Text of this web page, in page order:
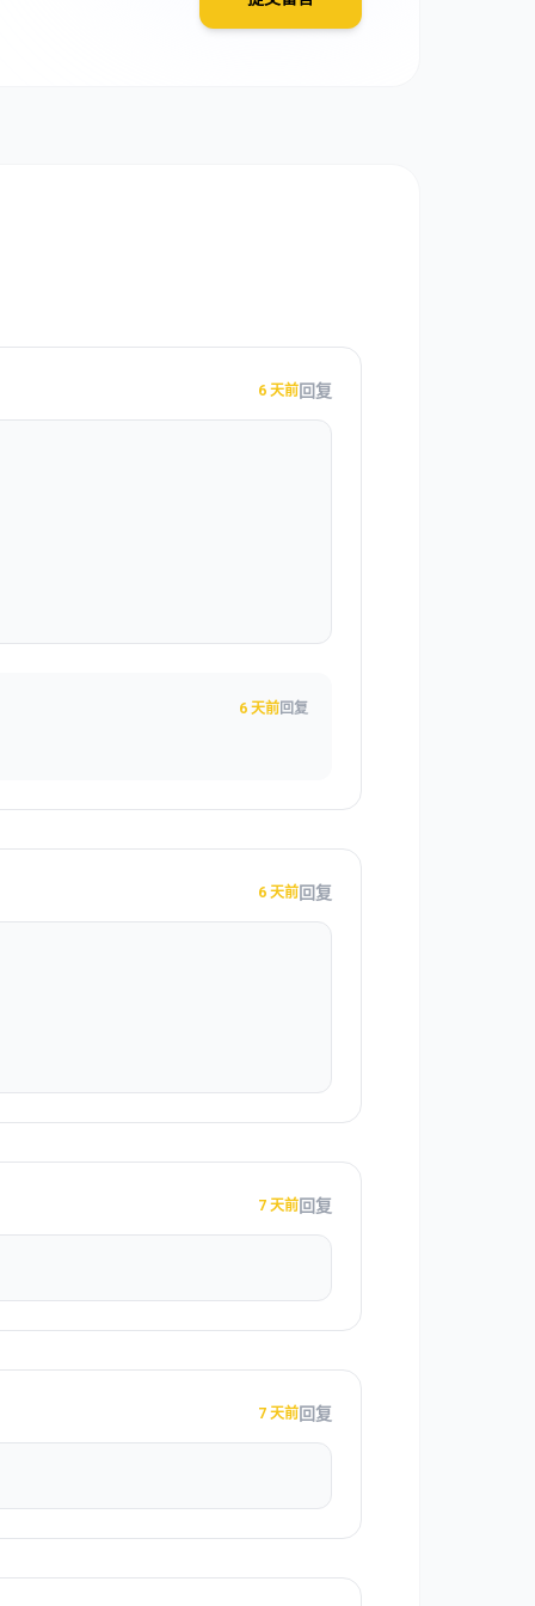
6 天前 回复
6 天前回复
6 天前 回复
7 天前 回复
7 天前 回复